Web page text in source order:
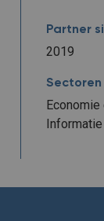
Partner
2019
Sectoren
Economie